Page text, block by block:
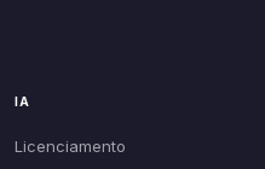
IA
Licenciamento